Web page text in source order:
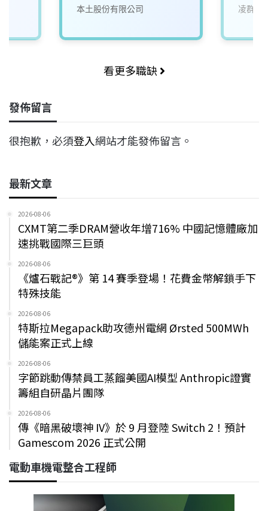
本土股份有限公司 凌群電
看更多職缺
發佈留言
很抱歉，必須登入網站才能發佈留言。
最新文章
2026-08-06
CXMT第二季DRAM營收年增716% 中國記憶體廠加
速挑戰國際三巨頭
2026-08-06
《爐石戰記®》第 14 賽季登場！花費金幣解鎖手下
特殊技能
2026-08-06
特斯拉Megapack助攻德州電網 Ørsted 500MWh
儲能案正式上線
2026-08-06
字節跳動傳禁員工蒸餾美國AI模型 Anthropic證實
籌組自研晶片團隊
2026-08-06
傳《暗黑破壞神 IV》於 9 月登陸 Switch 2！預計
Gamescom 2026 正式公開
電動車機電整合工程師